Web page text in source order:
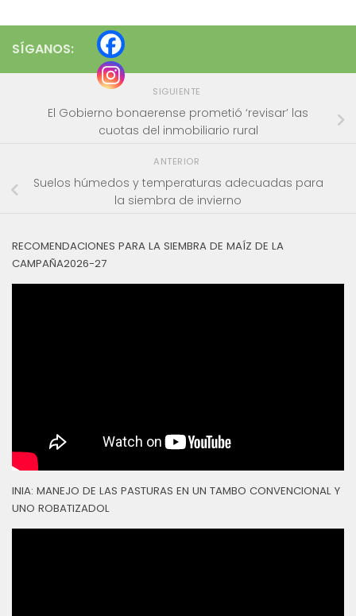
SÍGANOS:
SIGUIENTE
El Gobierno bonaerense prometió ‘revisar’ las
cuotas del inmobiliario rural
ANTERIOR
Suelos húmedos y temperaturas adecuadas para
la siembra de invierno
RECOMENDACIONES PARA LA SIEMBRA DE MAÍZ DE LA
CAMPAÑA2026-27
INIA: MANEJO DE LAS PASTURAS EN UN TAMBO CONVENCIONAL Y
UNO ROBATIZADOL